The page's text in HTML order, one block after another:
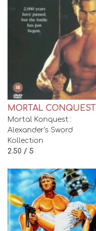
MORTAL CONQUEST
Mortal Konquest :
Alexander's Sword
Kollection
2.50 / 5